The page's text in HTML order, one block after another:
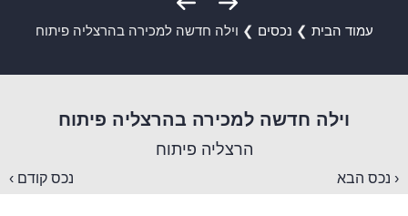
עמוד הבית ❯ נכסים ❯ וילה חדשה למכירה בהרצליה פיתוח
וילה חדשה למכירה בהרצליה פיתוח
הרצליה פיתוח
‹ נכס הבא נכס קודם ›